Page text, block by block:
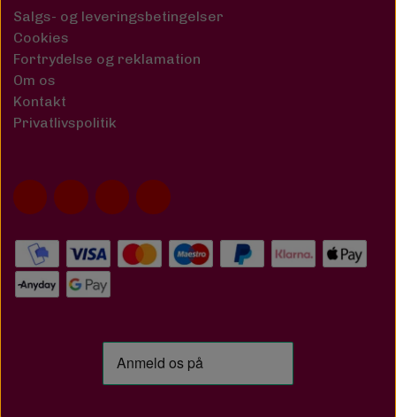
Salgs- og leveringsbetingelser
Cookies
Fortrydelse og reklamation
Om os
Kontakt
Privatlivspolitik